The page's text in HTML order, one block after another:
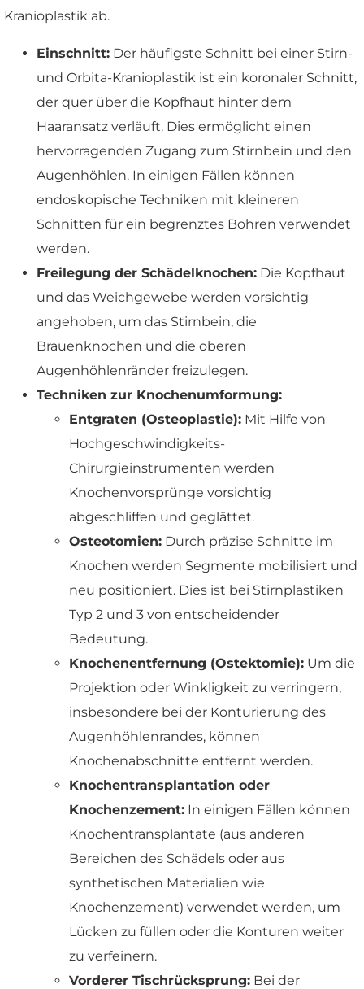
Kranioplastik ab.
Einschnitt: Der häufigste Schnitt bei einer Stirn-
und Orbita-Kranioplastik ist ein koronaler Schnitt,
der quer über die Kopfhaut hinter dem
Haaransatz verläuft. Dies ermöglicht einen
hervorragenden Zugang zum Stirnbein und den
Augenhöhlen. In einigen Fällen können
endoskopische Techniken mit kleineren
Schnitten für ein begrenztes Bohren verwendet
werden.
Freilegung der Schädelknochen: Die Kopfhaut
und das Weichgewebe werden vorsichtig
angehoben, um das Stirnbein, die
Brauenknochen und die oberen
Augenhöhlenränder freizulegen.
Techniken zur Knochenumformung:
Entgraten (Osteoplastie): Mit Hilfe von
Hochgeschwindigkeits-
Chirurgieinstrumenten werden
Knochenvorsprünge vorsichtig
abgeschliffen und geglättet.
Osteotomien: Durch präzise Schnitte im
Knochen werden Segmente mobilisiert und
neu positioniert. Dies ist bei Stirnplastiken
Typ 2 und 3 von entscheidender
Bedeutung.
Knochenentfernung (Ostektomie): Um die
Projektion oder Winkligkeit zu verringern,
insbesondere bei der Konturierung des
Augenhöhlenrandes, können
Knochenabschnitte entfernt werden.
Knochentransplantation oder
Knochenzement: In einigen Fällen können
Knochentransplantate (aus anderen
Bereichen des Schädels oder aus
synthetischen Materialien wie
Knochenzement) verwendet werden, um
Lücken zu füllen oder die Konturen weiter
zu verfeinern.
Vorderer Tischrücksprung: Bei der